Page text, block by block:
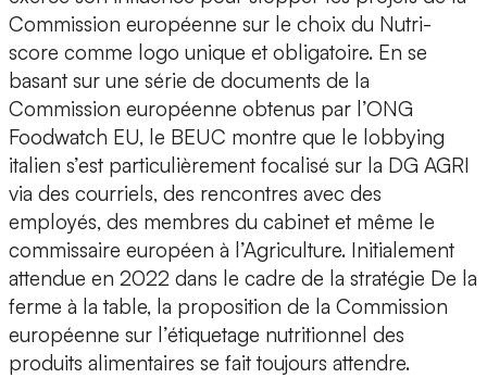
Commission européenne sur le choix du Nutri-
score comme logo unique et obligatoire. En se
basant sur une série de documents de la
Commission européenne obtenus par l’ONG
Foodwatch EU, le BEUC montre que le lobbying
italien s’est particulièrement focalisé sur la DG AGRI
via des courriels, des rencontres avec des
employés, des membres du cabinet et même le
commissaire européen à l’Agriculture. Initialement
attendue en 2022 dans le cadre de la stratégie De la
ferme à la table, la proposition de la Commission
européenne sur l’étiquetage nutritionnel des
produits alimentaires se fait toujours attendre.